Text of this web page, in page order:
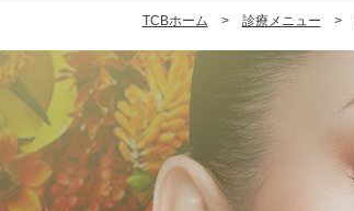
TCBホーム 診療メニュー